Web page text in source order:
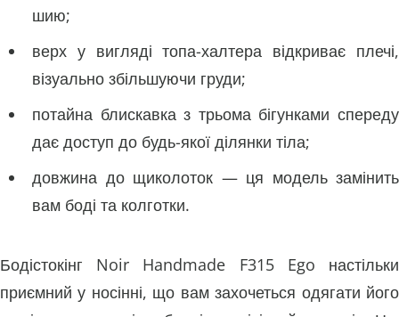
шию;
верх у вигляді топа-халтера відкриває плечі,
візуально збільшуючи груди;
потайна блискавка з трьома бігунками спереду
дає доступ до будь-якої ділянки тіла;
довжина до щиколоток — ця модель замінить
вам боді та колготки.
Бодістокінг Noir Handmade F315 Ego настільки
приємний у носінні, що вам захочеться одягати його